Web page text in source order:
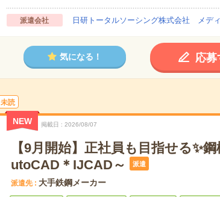
派遣会社 日研トータルソーシング株式会社 メデ
気になる！ 応募
未読
NEW 掲載日 2026/08/07
【9月開始】正社員も目指せる✨
utoCAD＊IJCAD～
派遣
派遣先 大手鉄鋼メーカー